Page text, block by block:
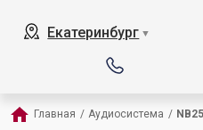
Екатеринбург ▼
Главная / Аудиосистема /